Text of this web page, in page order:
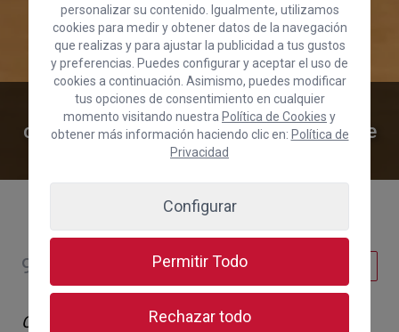
La Cámara firma un convenio de
colaboración con la Escuela Canaria de
Negocios
9 de enero de 2023
Comienza el Máster Executive en Administración
personalizar su contenido. Igualmente, utilizamos
cookies para medir y obtener datos de la navegación
que realizas y para ajustar la publicidad a tus gustos
y preferencias. Puedes configurar y aceptar el uso de
cookies a continuación. Asimismo, puedes modificar
tus opciones de consentimiento en cualquier
momento visitando nuestra Política de Cookies y
obtener más información haciendo clic en: Política de
Privacidad
Configurar
Permitir Todo
Rechazar todo